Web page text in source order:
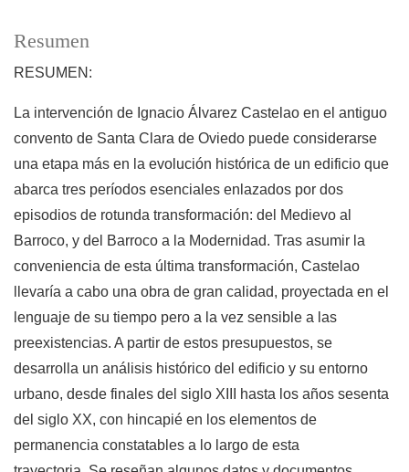
Resumen
RESUMEN:
La intervención de Ignacio Álvarez Castelao en el antiguo
convento de Santa Clara de Oviedo puede considerarse
una etapa más en la evolución histórica de un edificio que
abarca tres períodos esenciales enlazados por dos
episodios de rotunda transformación: del Medievo al
Barroco, y del Barroco a la Modernidad. Tras asumir la
conveniencia de esta última transformación, Castelao
llevaría a cabo una obra de gran calidad, proyectada en el
lenguaje de su tiempo pero a la vez sensible a las
preexistencias. A partir de estos presupuestos, se
desarrolla un análisis histórico del edificio y su entorno
urbano, desde finales del siglo XIII hasta los años sesenta
del siglo XX, con hincapié en los elementos de
permanencia constatables a lo largo de esta